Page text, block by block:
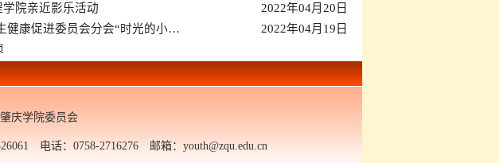
院亲近影乐活动 2022年04月20日
健康促进委员会分会“时光的小… 2022年04月19日
庆学院委员会
电话：0758-2716276 邮箱：youth@zqu.edu.cn